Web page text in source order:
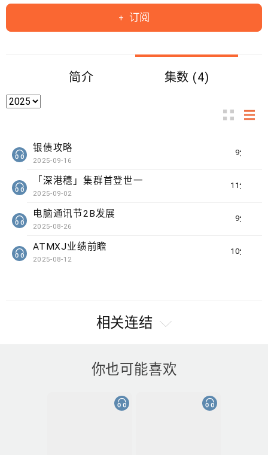
订阅
简介 集数 (4)
9分钟
银债攻略
2025-09-16
11分钟
「深港穗」集群首登世一
2025-09-02
9分钟
电脑通讯节2B发展
2025-08-26
10分钟
ATMXJ业绩前瞻
2025-08-12
相关连结
你也可能喜欢